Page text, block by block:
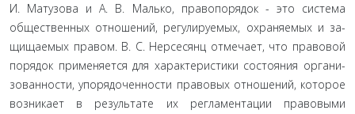
И. Матузова и А. В. Малько, правопорядок - это система
общественных отношений, регулируемых, охраняемых и за­
щищаемых правом. В. С. Нерсесянц отмечает, что правовой
порядок применяется для характеристики состояния органи­
зованности, упорядоченности правовых отношений, которое
возникает в результате их регламентации правовыми